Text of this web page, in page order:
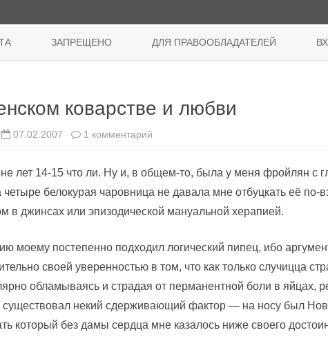
содержимому
ЗАПРЕЩЕНО ДЛЯ ПРАВООБЛАДАТЕЛЕЙ
коварстве и любви
07.02.2007 1 комментарий
коварстве
любви
лет 14-15 что ли. Ну и, в общем-то, была у меня фройлян с
белокурая чаровница не давала мне отбуцкать её по-
в джинсах или эпизодической мануальной херапией.
моему постепенно подходил логический пипец, ибо
своей уверенностью в том, что как только случицца
обламываясь и страдая от перманентной боли в яйцах,
существовал некий сдерживающий фактор — на носу был
который без дамы сердца мне казалось ниже своего